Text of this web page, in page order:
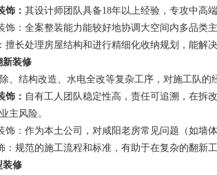
饰： 其设计师团队具备18年以上经验，专攻中高
饰：全案整装能力能较好地协调大空间内多品类
擅长处理房屋结构和进行精细化收纳规划，能解
新装修
、结构改造、水电全改等复杂工序，对施工队的
饰： 自有工人团队稳定性高，责任可追溯，在拆
主风险。
饰：作为本土公司，对咸阳老房常见问题（如墙
：规范的施工流程和标准，有助于在复杂的翻新工
装修